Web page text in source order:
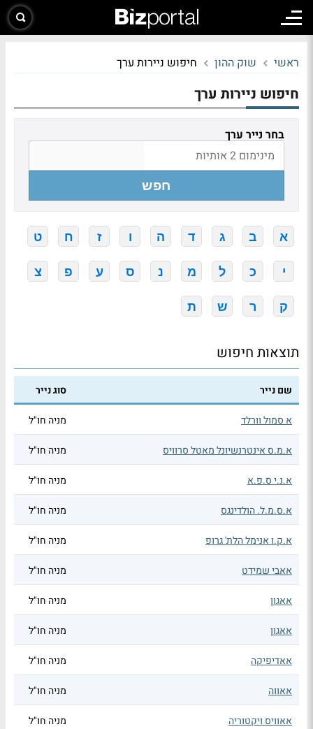
ראשי שוק ההון חיפוש ניירות ערך
חיפוש ניירות ערך
בחר נייר ערך
חפש
א ב ג ד ה ו ז ח ט
י כ ל מ נ ס ע פ צ
ק ר ש ת
תוצאות חיפוש
שם נייר סוג נייר
א סמול וורלד מניה חו"ל
א.מ.ס אינטרנשיונל מאטל סרוויס מניה חו"ל
א.נ.י ס.פ.א מניה חו"ל
א.ס.מ.ל. הולדינגס מניה חו"ל
א.ק.ו אנימל הלת' גרופ מניה חו"ל
אאבי שמידט מניה חו"ל
אאגון מניה חו"ל
אאגון מניה חו"ל
אאדיפיקה מניה חו"ל
אאווה מניה חו"ל
אאוויס ויקטוריה מניה חו"ל